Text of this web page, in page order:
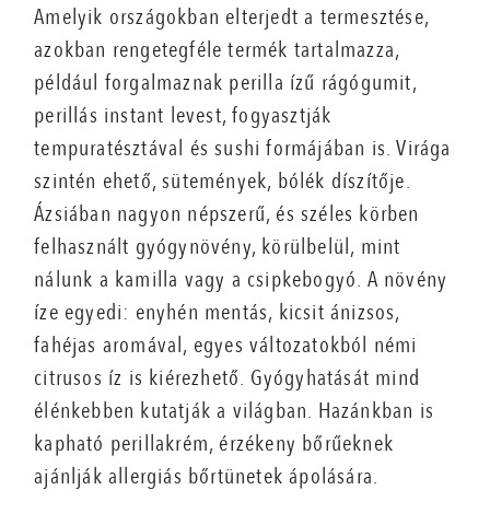
Amelyik országokban elterjedt a termesztése,
azokban rengetegféle termék tartalmazza,
például forgalmaznak perilla ízű rágógumit,
perillás instant levest, fogyasztják
tempuratésztával és sushi formájában is. Virága
szintén ehető, sütemények, bólék díszítője.
Ázsiában nagyon népszerű, és széles körben
felhasznált gyógynövény, körülbelül, mint
nálunk a kamilla vagy a csipkebogyó. A növény
íze egyedi: enyhén mentás, kicsit ánizsos,
fahéjas aromával, egyes változatokból némi
citrusos íz is kiérezhető. Gyógyhatását mind
élénkebben kutatják a világban. Hazánkban is
kapható perillakrém, érzékeny bőrűeknek
ajánlják allergiás bőrtünetek ápolására.